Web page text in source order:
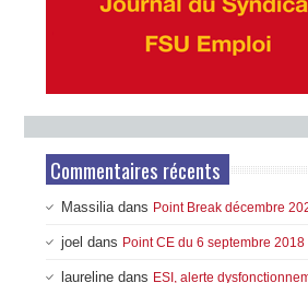
Commentaires récents
Massilia dans Point Break décembre
joel dans Point CE du 6 septembre 2018
laureline dans ESI, alerte